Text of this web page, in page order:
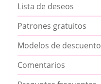
Lista de deseos
Patrones gratuitos
Modelos de descuento
Comentarios